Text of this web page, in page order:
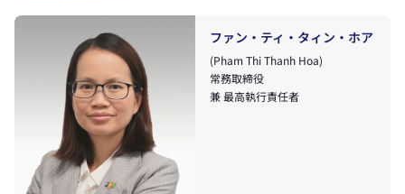
ファン・ティ・タィン・ホア
(Pham Thi Thanh Hoa)
常務取締役
兼 最高執行責任者